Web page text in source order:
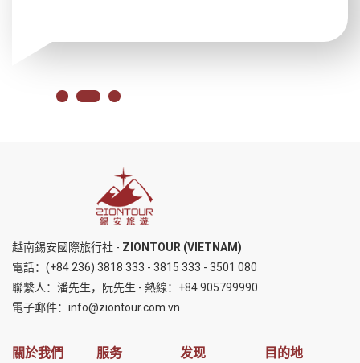
越南錫安國際旅行社 - ZIONTOUR (VIETNAM)
電話： (+84 236) 3818 333 - 3815 333 - 3501 080
聯繫人：潘先生，阮先生 - 熱線： +84 905799990
電子郵件： info@ziontour.com.vn
關於我們 服务 发现 目的地